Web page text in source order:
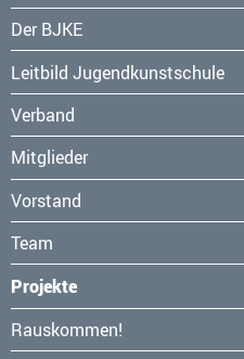
Navigation
überspringen
Der BJKE
Leitbild Jugendkunstschule
Verband
Mitglieder
Vorstand
Team
Projekte
Navigation
überspringen
Rauskommen!